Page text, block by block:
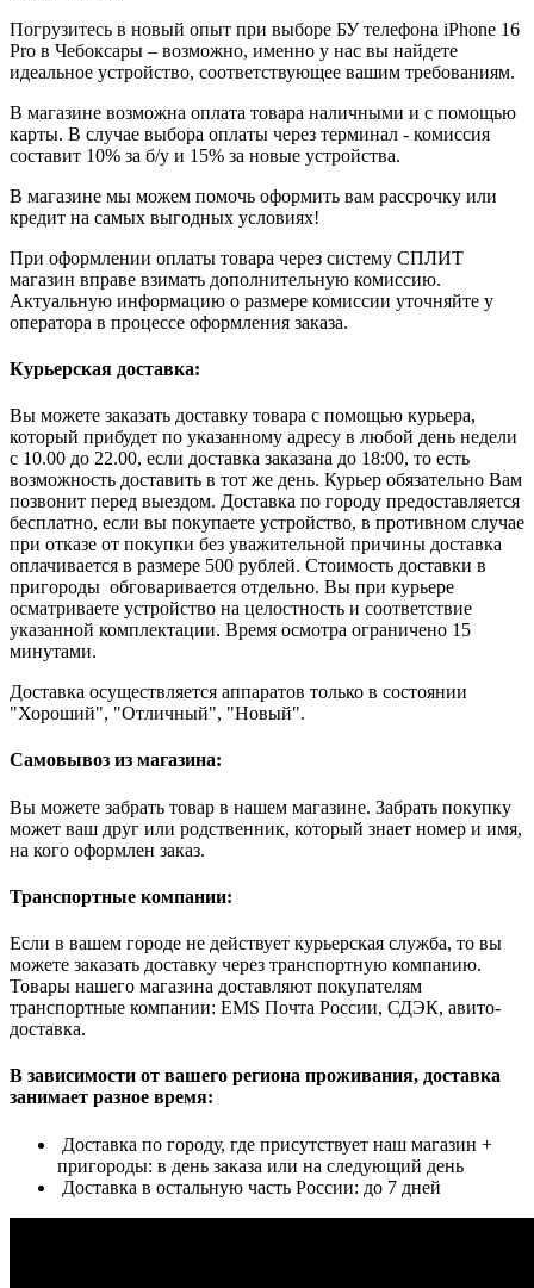
Погрузитесь в новый опыт при выборе БУ телефона iPhone 16
Pro в Чебоксары – возможно, именно у нас вы найдете
идеальное устройство, соответствующее вашим требованиям.
В магазине возможна оплата товара наличными и с помощью
карты. В случае выбора оплаты через терминал - комиссия
составит 10% за б/у и 15% за новые устройства.
В магазине мы можем помочь оформить вам рассрочку или
кредит на самых выгодных условиях!
При оформлении оплаты товара через систему СПЛИТ
магазин вправе взимать дополнительную комиссию.
Актуальную информацию о размере комиссии уточняйте у
оператора в процессе оформления заказа.
Курьерская доставка:
Вы можете заказать доставку товара с помощью курьера,
который прибудет по указанному адресу в любой день недели
с 10.00 до 22.00, если доставка заказана до 18:00, то есть
возможность доставить в тот же день. Курьер обязательно Вам
позвонит перед выездом. Доставка по городу предоставляется
бесплатно, если вы покупаете устройство, в противном случае
при отказе от покупки без уважительной причины доставка
оплачивается в размере 500 рублей. Стоимость доставки в
пригороды обговаривается отдельно. Вы при курьере
осматриваете устройство на целостность и соответствие
указанной комплектации. Время осмотра ограничено 15
минутами.
Доставка осуществляется аппаратов только в состоянии
"Хороший", "Отличный", "Новый".
Самовывоз из магазина:
Вы можете забрать товар в нашем магазине. Забрать покупку
может ваш друг или родственник, который знает номер и имя,
на кого оформлен заказ.
Транспортные компании:
Если в вашем городе не действует курьерская служба, то вы
можете заказать доставку через транспортную компанию.
Товары нашего магазина доставляют покупателям
транспортные компании: EMS Почта России, СДЭК, авито-
доставка.
В зависимости от вашего региона проживания, доставка
занимает разное время:
Доставка по городу, где присутствует наш магазин +
пригороды: в день заказа или на следующий день
Доставка в остальную часть России: до 7 дней